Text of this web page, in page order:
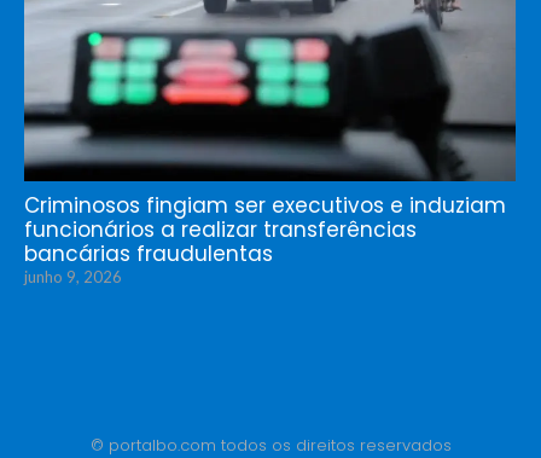
Criminosos fingiam ser executivos e induziam
funcionários a realizar transferências
bancárias fraudulentas
junho 9, 2026
© portalbo.com todos os direitos reservados